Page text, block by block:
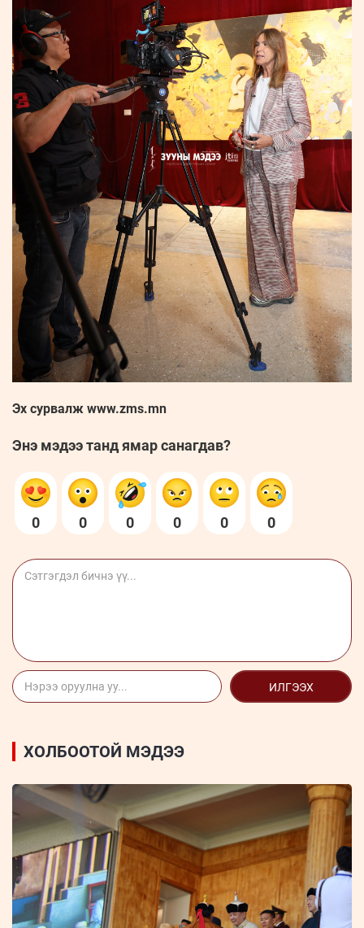
Эх сурвалж www.zms.mn
Энэ мэдээ танд ямар санагдав?
0 0 0 0 0 0
ИЛГЭЭХ
ХОЛБООТОЙ МЭДЭЭ